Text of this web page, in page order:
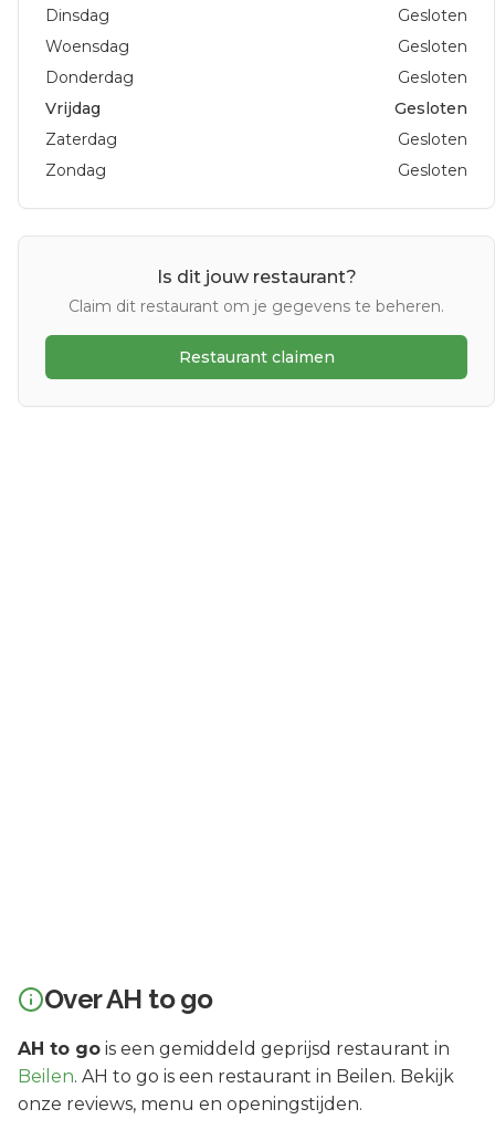
Dinsdag
Gesloten
Woensdag
Gesloten
Donderdag
Gesloten
Vrijdag
Gesloten
Zaterdag
Gesloten
Zondag
Gesloten
Is dit jouw restaurant?
Claim dit restaurant om je gegevens te beheren.
Restaurant claimen
OverAH to go
AH to go is een gemiddeld geprijsd restaurant in
Beilen. AH to go is een restaurant in Beilen. Bekijk
onze reviews, menu en openingstijden.